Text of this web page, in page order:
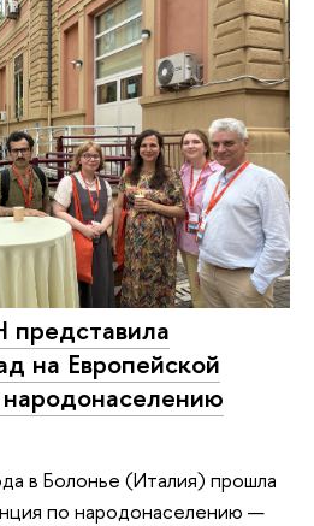
на Европейской
в Болонье (Италия) прошла
по народонаселению —